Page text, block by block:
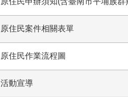
原住民案件相關表單
原住民作業流程圖
活動宣導